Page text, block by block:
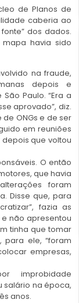
de Planos de
caberia ao
dos dados.
havia sido
na fraude,
depois e
Paulo. “Era a
aprovado”, diz.
ONGs e de ser
em reuniões
que voltou
O então
que havia
foram
Disse que, para
fazia as
não apresentou
tinha que tomar
para ele, “foram
empresas,
improbidade
salário na época,
anos.